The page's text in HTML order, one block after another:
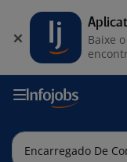
Baixe